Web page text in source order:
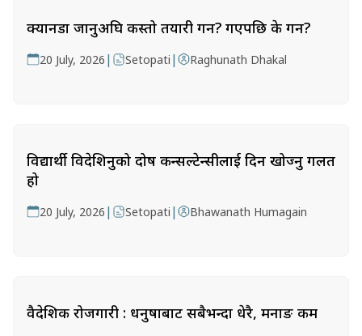
क्यानडा जानुअघि कस्तो तयारी गर्ने? गएपछि के गर्ने?
20 July, 2026 | Setopati | Raghunath Dhakal
विद्यार्थी विदेशिनुको दोष कन्सल्टेन्सीलाई दिन खोज्नु गलत
हो
20 July, 2026 | Setopati | Bhawanath Humagain
वैदेशिक रोजगारी : धनुषाबाट सबैभन्दा धेरै, मनाङ कम